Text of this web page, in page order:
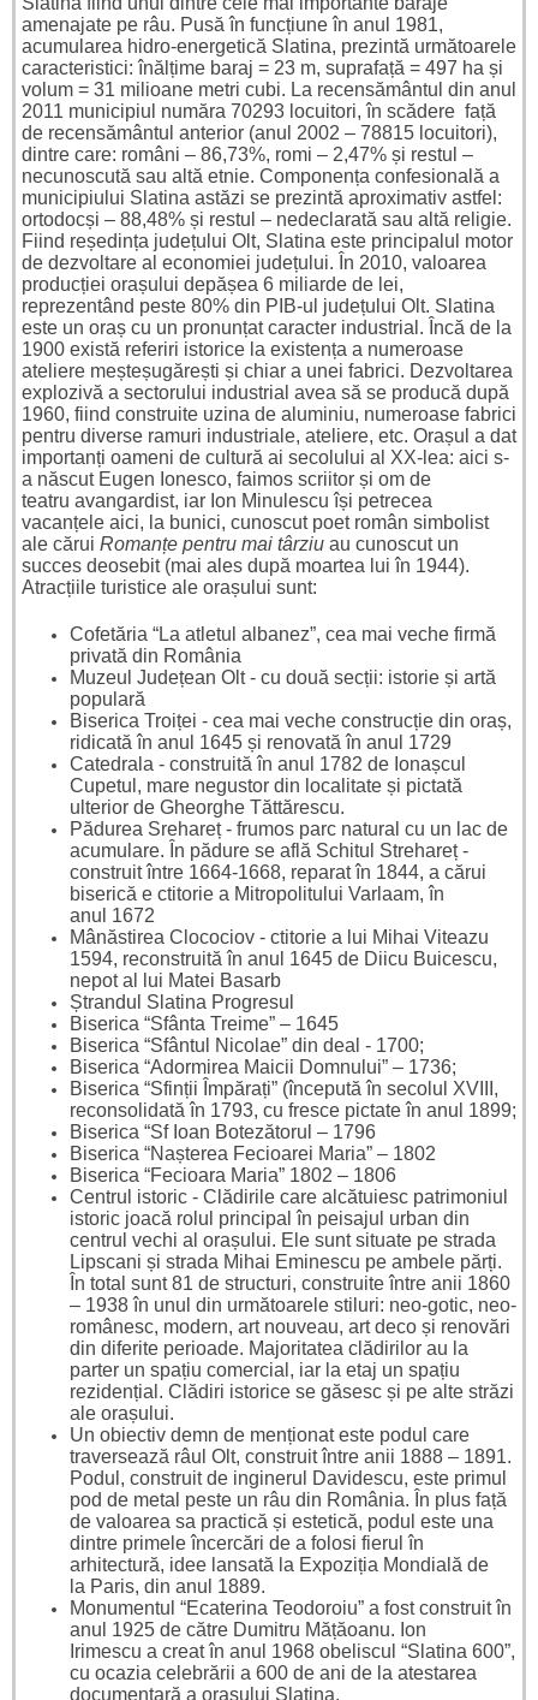
amenajate pe râu. Pusă în funcțiune în anul 1981,
acumularea hidro-energetică Slatina, prezintă următoarele
caracteristici: înălțime baraj = 23 m, suprafață = 497 ha și
volum = 31 milioane metri cubi. La recensământul din anul
2011 municipiul număra 70293 locuitori, în scădere față
de recensământul anterior (anul 2002 – 78815 locuitori),
dintre care: români – 86,73%, romi – 2,47% și restul –
necunoscută sau altă etnie. Componența confesională a
municipiului Slatina astăzi se prezintă aproximativ astfel:
ortodocși – 88,48% și restul – nedeclarată sau altă religie.
Fiind reședința județului Olt, Slatina este principalul motor
de dezvoltare al economiei județului. În 2010, valoarea
producției orașului depășea 6 miliarde de lei,
reprezentând peste 80% din PIB-ul județului Olt. Slatina
este un oraș cu un pronunțat caracter industrial. Încă de la
1900 există referiri istorice la existența a numeroase
ateliere meșteșugărești și chiar a unei fabrici. Dezvoltarea
explozivă a sectorului industrial avea să se producă după
1960, fiind construite uzina de aluminiu, numeroase fabrici
pentru diverse ramuri industriale, ateliere, etc. Orașul a dat
importanți oameni de cultură ai secolului al XX-lea: aici s-
a născut Eugen Ionesco, faimos scriitor și om de
teatru avangardist, iar Ion Minulescu își petrecea
vacanțele aici, la bunici, cunoscut poet român simbolist
ale cărui Romanțe pentru mai târziu au cunoscut un
succes deosebit (mai ales după moartea lui în 1944).
Atracțiile turistice ale orașului sunt:
Cofetăria “La atletul albanez”, cea mai veche firmă
privată din România
Muzeul Județean Olt - cu două secții: istorie și artă
populară
Biserica Troiței - cea mai veche construcție din oraș,
ridicată în anul 1645 și renovată în anul 1729
Catedrala - construită în anul 1782 de Ionașcul
Cupetul, mare negustor din localitate și pictată
ulterior de Gheorghe Tăttărescu.
Pădurea Srehareț - frumos parc natural cu un lac de
acumulare. În pădure se află Schitul Strehareț -
construit între 1664-1668, reparat în 1844, a cărui
biserică e ctitorie a Mitropolitului Varlaam, în
anul 1672
Mânăstirea Clocociov - ctitorie a lui Mihai Viteazu
1594, reconstruită în anul 1645 de Diicu Buicescu,
nepot al lui Matei Basarb
Ștrandul Slatina Progresul
Biserica “Sfânta Treime” – 1645
Biserica “Sfântul Nicolae” din deal - 1700;
Biserica “Adormirea Maicii Domnului” – 1736;
Biserica “Sfinții Împărați” (începută în secolul XVIII,
reconsolidată în 1793, cu fresce pictate în anul 1899;
Biserica “Sf Ioan Botezătorul – 1796
Biserica “Nașterea Fecioarei Maria” – 1802
Biserica “Fecioara Maria” 1802 – 1806
Centrul istoric - Clădirile care alcătuiesc patrimoniul
istoric joacă rolul principal în peisajul urban din
centrul vechi al orașului. Ele sunt situate pe strada
Lipscani și strada Mihai Eminescu pe ambele părți.
În total sunt 81 de structuri, construite între anii 1860
– 1938 în unul din următoarele stiluri: neo-gotic, neo-
românesc, modern, art nouveau, art deco și renovări
din diferite perioade. Majoritatea clădirilor au la
parter un spațiu comercial, iar la etaj un spațiu
rezidențial. Clădiri istorice se găsesc și pe alte străzi
ale orașului.
Un obiectiv demn de menționat este podul care
traversează râul Olt, construit între anii 1888 – 1891.
Podul, construit de inginerul Davidescu, este primul
pod de metal peste un râu din România. În plus față
de valoarea sa practică și estetică, podul este una
dintre primele încercări de a folosi fierul în
arhitectură, idee lansată la Expoziția Mondială de
la Paris, din anul 1889.
Monumentul “Ecaterina Teodoroiu” a fost construit în
anul 1925 de către Dumitru Mățăoanu. Ion
Irimescu a creat în anul 1968 obeliscul “Slatina 600”,
cu ocazia celebrării a 600 de ani de la atestarea
documentară a orașului Slatina.